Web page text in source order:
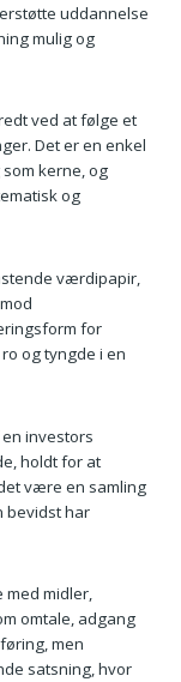
uddannelse
mulig og
ved at følge et
Det er en enkel
kerne, og
og
værdipapir,
for
og tyngde i en
investors
holdt for at
være en samling
bevidst har
med midler,
omtale, adgang
men
satsning, hvor